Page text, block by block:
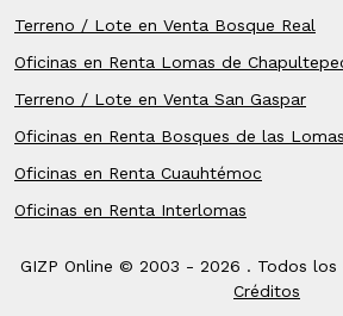
Terreno / Lote en Venta Bosque Real
Oficinas en Renta Lomas de
Terreno / Lote en Venta San Gaspar
Oficinas en Renta Bosques de las Lomas
Oficinas en Renta Cuauhtémoc
Oficinas en Renta Interlomas
GIZP Online © 2003 - 2026 . Todos los
Créditos